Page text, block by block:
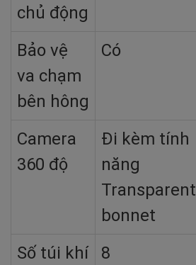
chủ động
Bảo vệ
va chạm
bên hông
Có
Camera
360 độ
Đi kèm tính
năng
Transparent
bonnet
Số túi khí 8